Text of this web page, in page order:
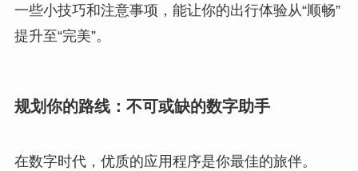
一些小技巧和注意事项，能让你的出行体验从“顺畅”
提升至“完美”。
规划你的路线：不可或缺的数字助手
在数字时代，优质的应用程序是你最佳的旅伴。